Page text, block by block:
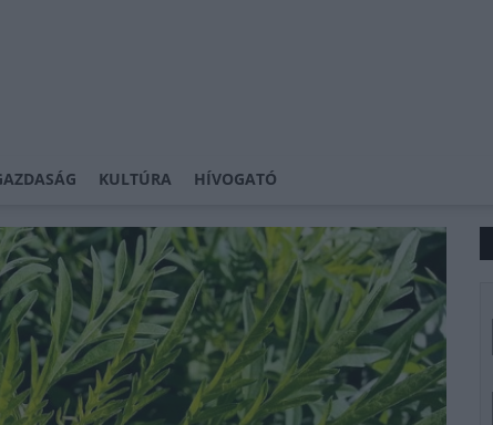
KULTÚRA HÍVOGATÓ